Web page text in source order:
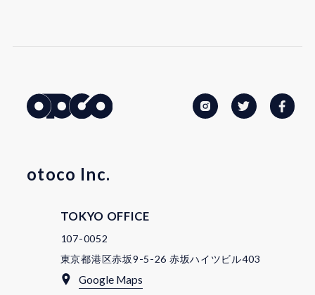
otoco Inc.
TOKYO OFFICE
107-0052
東京都港区赤坂9-5-26 赤坂ハイツビル403
Google Maps